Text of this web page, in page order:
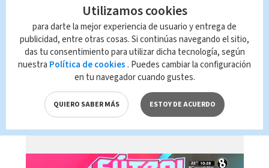
Futbol al Día, 05 de agosto
2026
Utilizamos cookies
para darte la mejor experiencia de usuario y entrega de
publicidad, entre otras cosas. Si continúas navegando el sitio,
das tu consentimiento para utilizar dicha tecnología, según
nuestra Política de cookies . Puedes cambiar la configuración
en tu navegador cuando gustes.
QUIERO SABER MÁS ESTOY DE ACUERDO